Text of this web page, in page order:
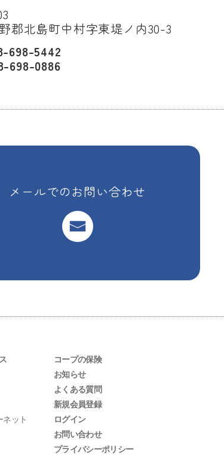
郡北島町中村字東堤ノ内30-3
698-5442
698-0886
メールでのお問い合わせ
ネット
コープの保険
お知らせ
よくある質問
新規会員登録
ログイン
お問い合わせ
プライバシーポリシー